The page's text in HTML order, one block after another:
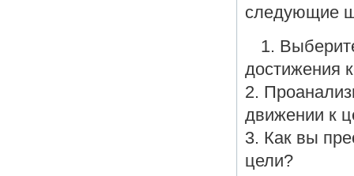
следующие
1.
достижения
2.
движении к
3. Как вы
цели?